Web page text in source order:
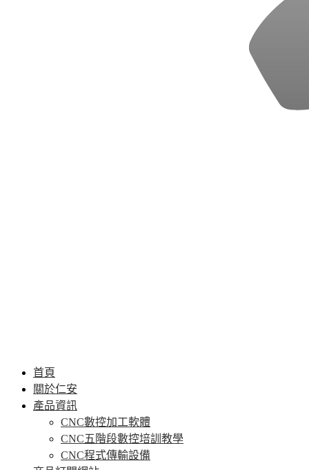
首頁
關於仁安
產品資訊
CNC數控加工軟體
CNC五階段數控培訓教學
CNC程式傳輸設備